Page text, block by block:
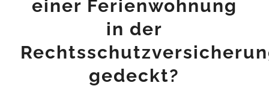
einer Ferienwohnung
in der
gedeckt?